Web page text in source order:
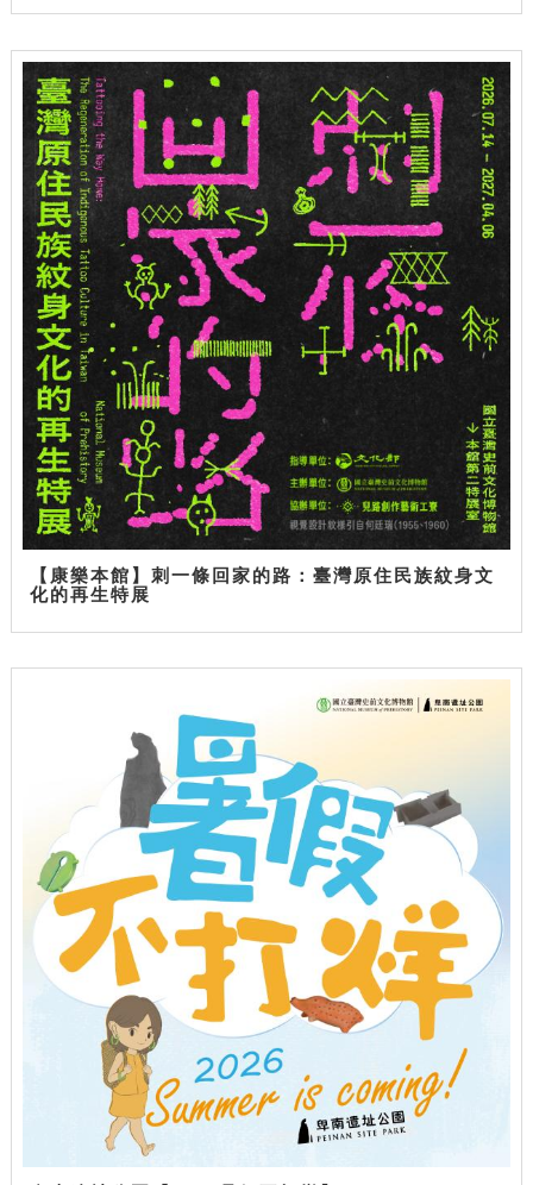
【康樂本館】刺一條回家的路：臺灣原住民族紋身文
化的再生特展